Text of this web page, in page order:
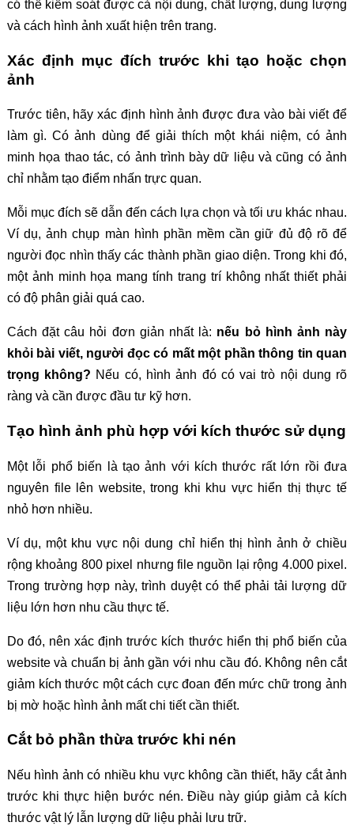
có thể kiểm soát được cả nội dung, chất lượng, dung lượng
và cách hình ảnh xuất hiện trên trang.
Xác định mục đích trước khi tạo hoặc chọn
ảnh
Trước tiên, hãy xác định hình ảnh được đưa vào bài viết để
làm gì. Có ảnh dùng để giải thích một khái niệm, có ảnh
minh họa thao tác, có ảnh trình bày dữ liệu và cũng có ảnh
chỉ nhằm tạo điểm nhấn trực quan.
Mỗi mục đích sẽ dẫn đến cách lựa chọn và tối ưu khác nhau.
Ví dụ, ảnh chụp màn hình phần mềm cần giữ đủ độ rõ để
người đọc nhìn thấy các thành phần giao diện. Trong khi đó,
một ảnh minh họa mang tính trang trí không nhất thiết phải
có độ phân giải quá cao.
Cách đặt câu hỏi đơn giản nhất là: nếu bỏ hình ảnh này
khỏi bài viết, người đọc có mất một phần thông tin quan
trọng không? Nếu có, hình ảnh đó có vai trò nội dung rõ
ràng và cần được đầu tư kỹ hơn.
Tạo hình ảnh phù hợp với kích thước sử dụng
Một lỗi phổ biến là tạo ảnh với kích thước rất lớn rồi đưa
nguyên file lên website, trong khi khu vực hiển thị thực tế
nhỏ hơn nhiều.
Ví dụ, một khu vực nội dung chỉ hiển thị hình ảnh ở chiều
rộng khoảng 800 pixel nhưng file nguồn lại rộng 4.000 pixel.
Trong trường hợp này, trình duyệt có thể phải tải lượng dữ
liệu lớn hơn nhu cầu thực tế.
Do đó, nên xác định trước kích thước hiển thị phổ biến của
website và chuẩn bị ảnh gần với nhu cầu đó. Không nên cắt
giảm kích thước một cách cực đoan đến mức chữ trong ảnh
bị mờ hoặc hình ảnh mất chi tiết cần thiết.
Cắt bỏ phần thừa trước khi nén
Nếu hình ảnh có nhiều khu vực không cần thiết, hãy cắt ảnh
trước khi thực hiện bước nén. Điều này giúp giảm cả kích
thước vật lý lẫn lượng dữ liệu phải lưu trữ.